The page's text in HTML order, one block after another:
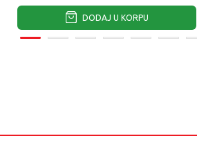
DODAJ U KORPU